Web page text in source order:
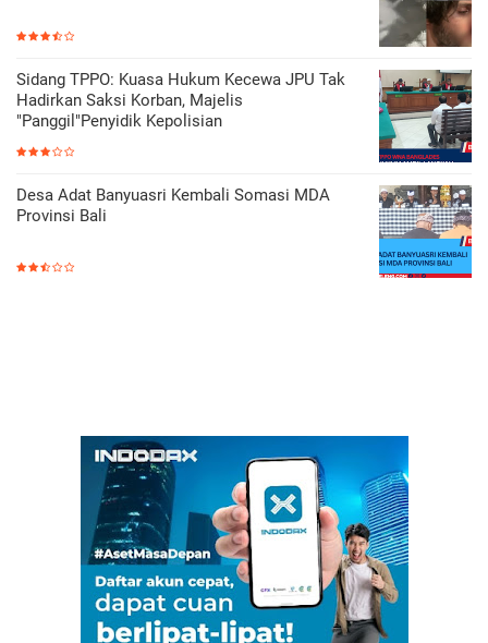
Sidang TPPO: Kuasa Hukum Kecewa JPU Tak
Hadirkan Saksi Korban, Majelis
"Panggil"Penyidik Kepolisian
Desa Adat Banyuasri Kembali Somasi MDA
Provinsi Bali